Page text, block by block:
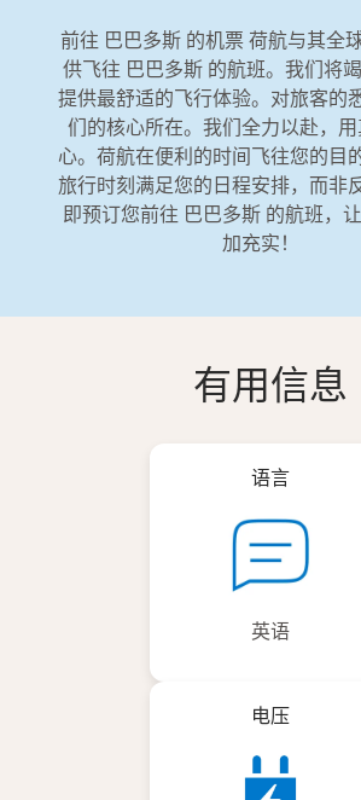
前往 巴巴多斯 的机票 荷航与其全
供飞往 巴巴多斯 的航班。我们将
提供最舒适的飞行体验。对旅客的
们的核心所在。我们全力以赴，
心。荷航在便利的时间飞往您的目
旅行时刻满足您的日程安排，而非
即预订您前往 巴巴多斯 的航班，
加充实！
有用信息
语言
英语
电压